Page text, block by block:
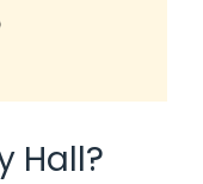
Hall?